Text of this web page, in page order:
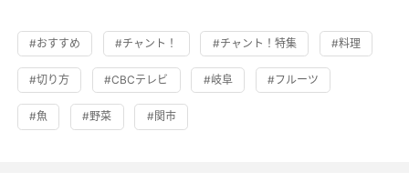
#おすすめ #チャント！ #チャント！特集 #料理
#切り方 #CBCテレビ #岐阜 #フルーツ
#魚 #野菜 #関市